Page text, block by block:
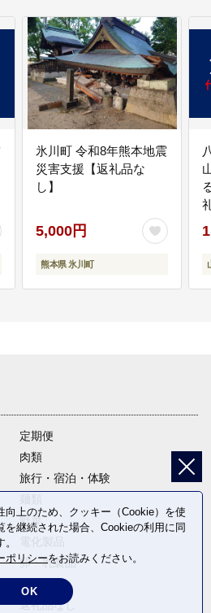
氷川町 令和8年熊本地震
災害支援【返礼品な
し】
5,000円
熊本県 氷川町
定期便
肉類
旅行・宿泊・体験
野菜
卵・乳製品
米・穀物
返礼品なし
向上のため、クッキー（Cookie）を使
を継続された場合、Cookieの利用に同
ポリシーをお読みください。
OK